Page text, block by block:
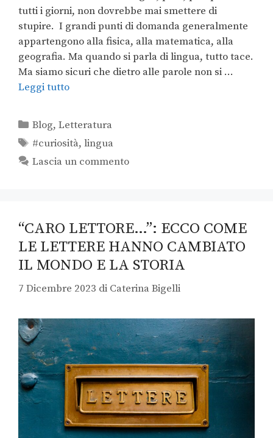
tutti i giorni, non dovrebbe mai smettere di
stupire. I grandi punti di domanda generalmente
appartengono alla fisica, alla matematica, alla
geografia. Ma quando si parla di lingua, tutto tace.
Ma siamo sicuri che dietro alle parole non si …
Leggi tutto
Blog,Letteratura
#curiosità,lingua
Lascia un commento
“CARO LETTORE…”: ECCO COME
LE LETTERE HANNO CAMBIATO
IL MONDO E LA STORIA
7 Dicembre 2023 di Caterina Bigelli